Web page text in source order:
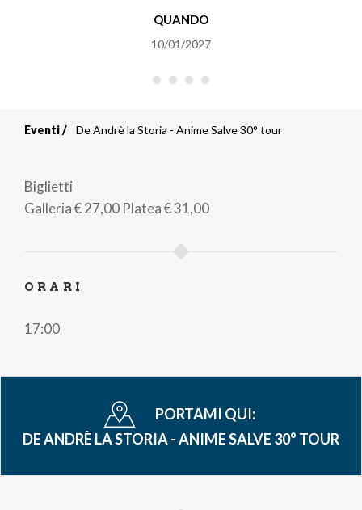
QUANDO
10/01/2027
di
pane
Eventi De Andrè la Storia - Anime Salve 30° tour
Biglietti
Galleria€ 27,00 Platea€ 31,00
ORARI
17:00
PORTAMI QUI:
DE ANDRÈ LA STORIA - ANIME SALVE 30° TOUR